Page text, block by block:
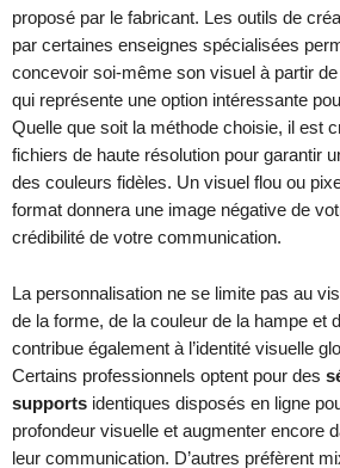
proposé par le fabricant. Les outils de
par certaines enseignes spécialisées
concevoir soi-même son visuel à partir
qui représente une option intéressante
Quelle que soit la méthode choisie, il est
fichiers de haute résolution pour garantir
des couleurs fidèles. Un visuel flou ou
format donnera une image négative de
crédibilité de votre communication.
La personnalisation ne se limite pas au
de la forme, de la couleur de la hampe et
contribue également à l’identité visuelle
Certains professionnels optent pour des
supports identiques disposés en ligne
profondeur visuelle et augmenter encore
leur communication. D’autres préfèrent